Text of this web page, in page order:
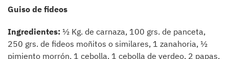
Guiso de fideos
Ingredientes: ½ Kg. de carnaza, 100 grs. de panceta,
250 grs. de fideos moñitos o similares, 1 zanahoria, ½
pimiento morrón, 1 cebolla, 1 cebolla de verdeo, 2 papas,